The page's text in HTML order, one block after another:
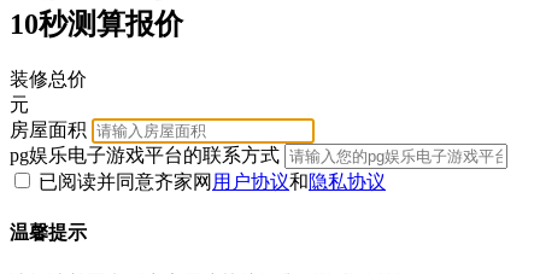
10秒测算报价
装修总价
元
房屋面积
pg娱乐电子游戏平台的联系方式
已阅读并同意齐家网 用户协议和隐私协议
温馨提示